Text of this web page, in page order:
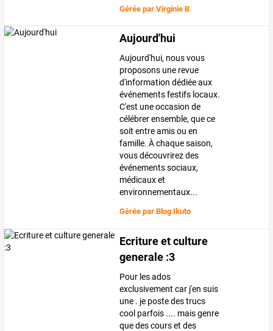
Gérée parVirginie B
Aujourd'hui
Aujourd'hui, nous vous
proposons une revue
d'information dédiée aux
événements festifs locaux.
C'est une occasion de
célébrer ensemble, que ce
soit entre amis ou en
famille. À chaque saison,
vous découvrirez des
événements sociaux,
médicaux et
environnementaux...
Gérée parBlog Ikuto
Ecriture et culture
generale :3
Pour les ados
exclusivement car j'en suis
une . je poste des trucs
cool parfois .... mais genre
que des cours et des